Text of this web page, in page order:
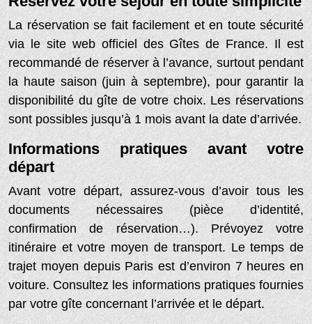
La réservation se fait facilement et en toute sécurité
via le site web officiel des Gîtes de France. Il est
recommandé de réserver à l’avance, surtout pendant
la haute saison (juin à septembre), pour garantir la
disponibilité du gîte de votre choix. Les réservations
sont possibles jusqu’à 1 mois avant la date d’arrivée.
Informations pratiques avant votre
départ
Avant votre départ, assurez-vous d’avoir tous les
documents nécessaires (pièce d’identité,
confirmation de réservation…). Prévoyez votre
itinéraire et votre moyen de transport. Le temps de
trajet moyen depuis Paris est d’environ 7 heures en
voiture. Consultez les informations pratiques fournies
par votre gîte concernant l’arrivée et le départ.